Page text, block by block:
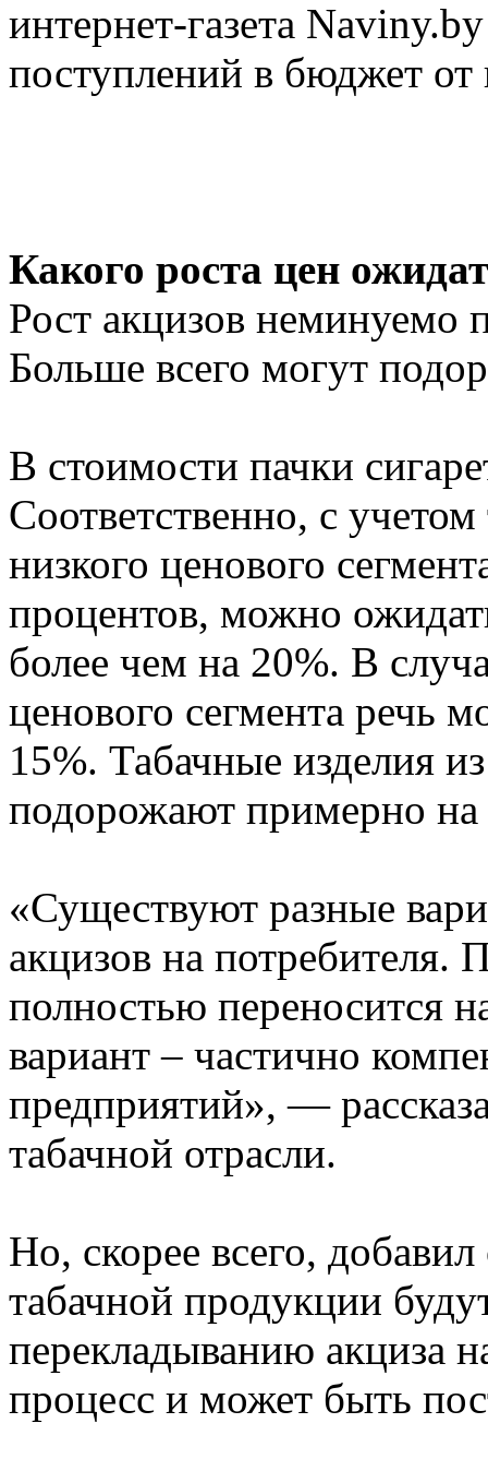
интернет-газета
поступлений в бюджет от
Какого роста цен
Рост акцизов
Больше всего могут
В стоимости пачки
Соответственно, с
низкого ценового
процентов, можно
более чем на 20%. В
ценового сегмента речь
15%. Табачные изделия
подорожают примерно на
«Существуют разные
акцизов на потребителя.
полностью переносится
вариант – частично
предприятий», —
табачной отрасли.
Но, скорее всего,
табачной продукции
перекладыванию акциза
процесс и может быть